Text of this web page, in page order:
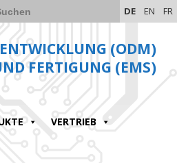
DE EN FR
(ODM)
FERTIGUNG (EMS)
VERTRIEB